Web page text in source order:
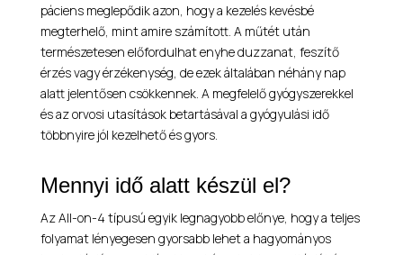
páciens meglepődik azon, hogy a kezelés kevésbé
megterhelő, mint amire számított. A műtét után
természetesen előfordulhat enyhe duzzanat, feszítő
érzés vagy érzékenység, de ezek általában néhány nap
alatt jelentősen csökkennek. A megfelelő gyógyszerekkel
és az orvosi utasítások betartásával a gyógyulási idő
többnyire jól kezelhető és gyors.
Mennyi idő alatt készül el?
Az All-on-4 típusú egyik legnagyobb előnye, hogy a teljes
folyamat lényegesen gyorsabb lehet a hagyományos